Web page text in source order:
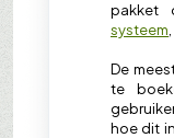
pakket
systeem
De
te
hoe dit